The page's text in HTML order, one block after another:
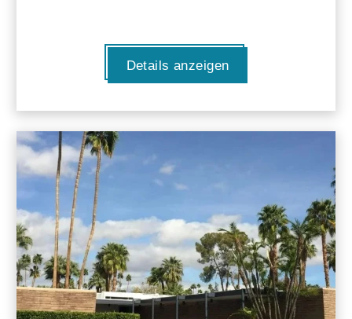
Details anzeigen